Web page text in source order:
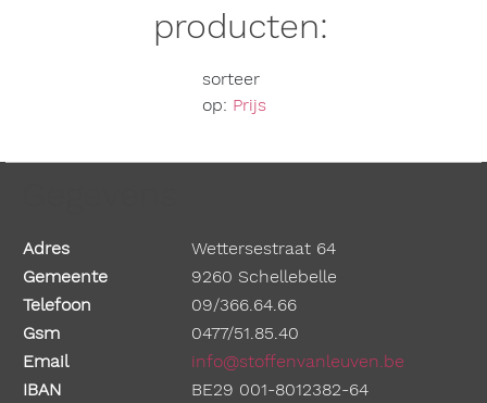
producten:
sorteer
op: Prijs
Adres
Wettersestraat 64
Gemeente
9260 Schellebelle
Telefoon
09/366.64.66
Gsm
0477/51.85.40
Email
info@stoffenvanleuven.be
IBAN
BE29 001-8012382-64